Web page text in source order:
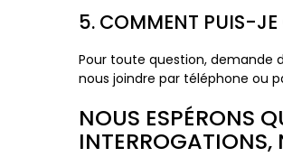
5. COMMENT PUIS-JE
Pour toute question, demande
nous joindre par téléphone ou
NOUS ESPÉRONS
INTERROGATIONS,